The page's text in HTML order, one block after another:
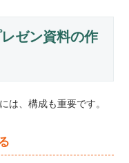
ゼン資料の作
は、構成も重要です。